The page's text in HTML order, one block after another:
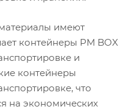
имеют
контейнеры PM BOX
и
контейнеры
что
на экономических